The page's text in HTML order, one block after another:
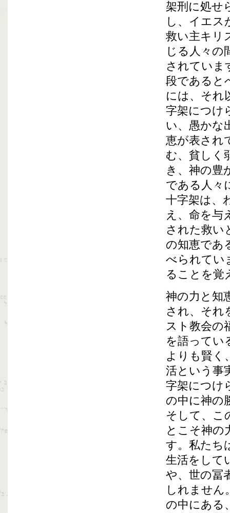
架刑に処せ
し、イエス
救い主キリ
じる人々の
されていま
段であると
には、それ
字架につけ
い、愚かな
恵が表され
む、貧しく
き、神の豊
である人々
十字架は、
え、命を与
された救い
の知恵であ
べられてい
ることを覚
神の力と知
され、それ
スト教会の
を語ってい
よりも賢く
活という事
字架につけ
の中に神の
そして、こ
とこそ神の
す。私たち
生活をして
や、世の冨
しれません
の中にある